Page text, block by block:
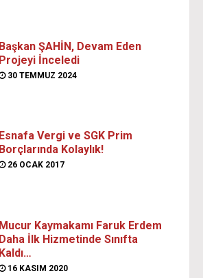
Başkan ŞAHİN, Devam Eden
Projeyi İnceledi
30 TEMMUZ 2024
Esnafa Vergi ve SGK Prim
Borçlarında Kolaylık!
26 OCAK 2017
Mucur Kaymakamı Faruk Erdem
Daha İlk Hizmetinde Sınıfta
Kaldı…
16 KASIM 2020